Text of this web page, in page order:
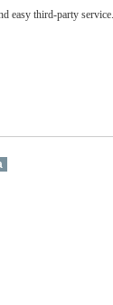
third-party